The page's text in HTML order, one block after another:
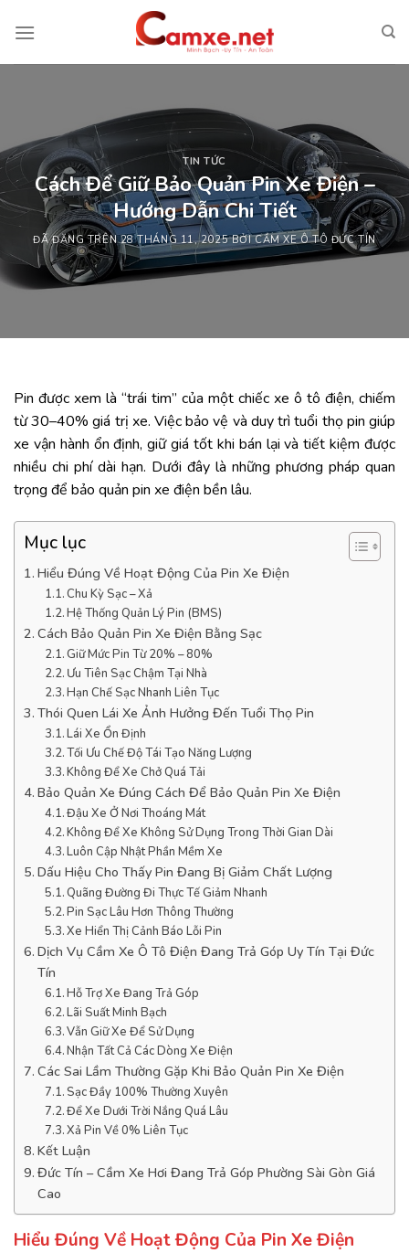
đến
TIN TỨC
Cách Để Giữ Bảo Quản Pin Xe Điện –
Hướng Dẫn Chi Tiết
ĐÃ ĐĂNG TRÊN28 THÁNG 11, 2025 BỞICẦM XE Ô TÔ ĐỨC TÍN
Pin được xem là “trái tim” của một chiếc xe ô tô điện, chiếm
từ 30–40% giá trị xe. Việc bảo vệ và duy trì tuổi thọ pin giúp
xe vận hành ổn định, giữ giá tốt khi bán lại và tiết kiệm được
nhiều chi phí dài hạn. Dưới đây là những phương pháp quan
trọng để bảo quản pin xe điện bền lâu.
Mục lục
Hiểu Đúng Về Hoạt Động Của Pin Xe Điện
Chu Kỳ Sạc – Xả
Hệ Thống Quản Lý Pin (BMS)
Cách Bảo Quản Pin Xe Điện Bằng Sạc
Giữ Mức Pin Từ 20% – 80%
Ưu Tiên Sạc Chậm Tại Nhà
Hạn Chế Sạc Nhanh Liên Tục
Thói Quen Lái Xe Ảnh Hưởng Đến Tuổi Thọ Pin
Lái Xe Ổn Định
Tối Ưu Chế Độ Tái Tạo Năng Lượng
Không Để Xe Chở Quá Tải
Bảo Quản Xe Đúng Cách Để Bảo Quản Pin Xe Điện
Đậu Xe Ở Nơi Thoáng Mát
Không Để Xe Không Sử Dụng Trong Thời Gian Dài
Luôn Cập Nhật Phần Mềm Xe
Dấu Hiệu Cho Thấy Pin Đang Bị Giảm Chất Lượng
Quãng Đường Đi Thực Tế Giảm Nhanh
Pin Sạc Lâu Hơn Thông Thường
Xe Hiển Thị Cảnh Báo Lỗi Pin
Dịch Vụ Cầm Xe Ô Tô Điện Đang Trả Góp Uy Tín Tại Đức
Tín
Hỗ Trợ Xe Đang Trả Góp
Lãi Suất Minh Bạch
Vẫn Giữ Xe Để Sử Dụng
Nhận Tất Cả Các Dòng Xe Điện
Các Sai Lầm Thường Gặp Khi Bảo Quản Pin Xe Điện
Sạc Đầy 100% Thường Xuyên
Để Xe Dưới Trời Nắng Quá Lâu
Xả Pin Về 0% Liên Tục
Kết Luận
Đức Tín – Cầm Xe Hơi Đang Trả Góp Phường Sài Gòn Giá
Cao
Hiểu Đúng Về Hoạt Động Của Pin Xe Điện